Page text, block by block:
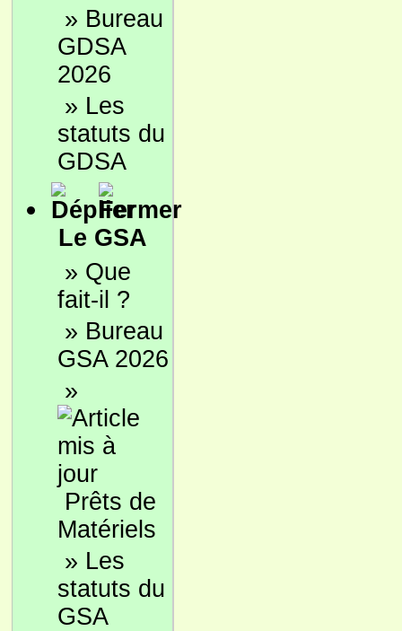
» Bureau
GDSA
2026
» Les
statuts du
GDSA
Le GSA
» Que
fait-il ?
» Bureau
GSA 2026
»
Prêts de
Matériels
» Les
statuts du
GSA